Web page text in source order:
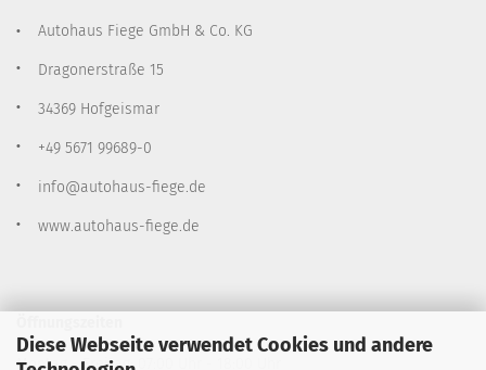
Diese Webseite verwendet Cookies und andere
Autohaus Fiege GmbH & Co. KG
Dragonerstraße 15
34369 Hofgeismar
+49 5671 99689-0
info@autohaus-fiege.de
www.autohaus-fiege.de
Montag - Freitag: 07:00 Uhr - 18:00 Uhr